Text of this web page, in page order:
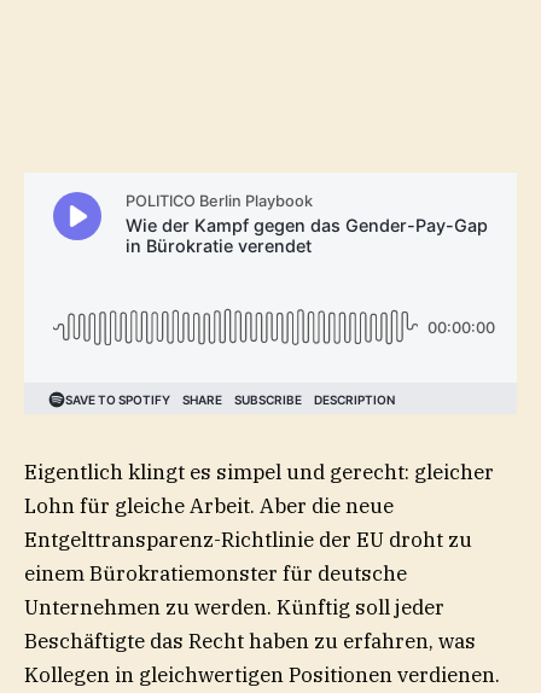
Eigentlich klingt es simpel und gerecht: gleicher
Lohn für gleiche Arbeit. Aber die neue
Entgelttransparenz-Richtlinie der EU droht zu
einem Bürokratiemonster für deutsche
Unternehmen zu werden. Künftig soll jeder
Beschäftigte das Recht haben zu erfahren, was
Kollegen in gleichwertigen Positionen verdienen.